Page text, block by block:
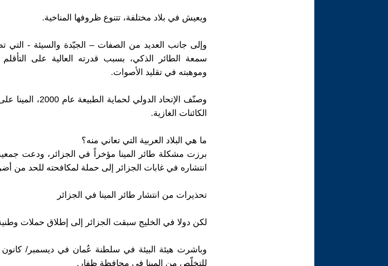
ويعيش في بلاد مختلفة، تتنوع ظروفها المناخية.
وإلى جانب العديد من الصفات – الجيّدة والسيئة - التي
سمعة الطائر الذكي، بسبب قدرته العالية على التأقلم
وموهبته في تقليد الأصوات.
وصنّف الإتحاد الدولي
الكائنات الغازية.
ما هي البلاد العربية التي تعاني منه؟
برزت مشكلة طائر المينا مؤخراً في الجزائر، ودعت
انتشاره في غابات الجزائر إلى حملة لمكافحته للحد من
تحذيرات من انتشار طائر المينا في الجزائر
لكن دولا في الخليج سبقت الجزائر إلى إطلاق حملات وطنية
للتخلّص من المينا في محافظة ظفار.